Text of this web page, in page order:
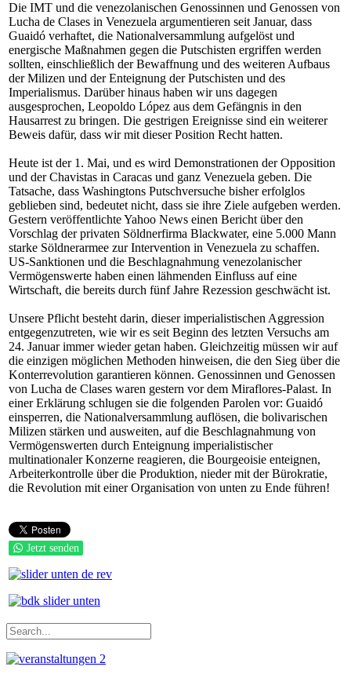
Die IMT und die venezolanischen Genossinnen und Genossen von
Lucha de Clases in Venezuela argumentieren seit Januar, dass
Guaidó verhaftet, die Nationalversammlung aufgelöst und
energische Maßnahmen gegen die Putschisten ergriffen werden
sollten, einschließlich der Bewaffnung und des weiteren Aufbaus
der Milizen und der Enteignung der Putschisten und des
Imperialismus. Darüber hinaus haben wir uns dagegen
ausgesprochen, Leopoldo López aus dem Gefängnis in den
Hausarrest zu bringen. Die gestrigen Ereignisse sind ein weiterer
Beweis dafür, dass wir mit dieser Position Recht hatten.
Heute ist der 1. Mai, und es wird Demonstrationen der Opposition
und der Chavistas in Caracas und ganz Venezuela geben. Die
Tatsache, dass Washingtons Putschversuche bisher erfolglos
geblieben sind, bedeutet nicht, dass sie ihre Ziele aufgeben werden.
Gestern veröffentlichte Yahoo News einen Bericht über den
Vorschlag der privaten Söldnerfirma Blackwater, eine 5.000 Mann
starke Söldnerarmee zur Intervention in Venezuela zu schaffen.
US-Sanktionen und die Beschlagnahmung venezolanischer
Vermögenswerte haben einen lähmenden Einfluss auf eine
Wirtschaft, die bereits durch fünf Jahre Rezession geschwächt ist.
Unsere Pflicht besteht darin, dieser imperialistischen Aggression
entgegenzutreten, wie wir es seit Beginn des letzten Versuchs am
24. Januar immer wieder getan haben. Gleichzeitig müssen wir auf
die einzigen möglichen Methoden hinweisen, die den Sieg über die
Konterrevolution garantieren können. Genossinnen und Genossen
von Lucha de Clases waren gestern vor dem Miraflores-Palast. In
einer Erklärung schlugen sie die folgenden Parolen vor: Guaidó
einsperren, die Nationalversammlung auflösen, die bolivarischen
Milizen stärken und ausweiten, auf die Beschlagnahmung von
Vermögenswerten durch Enteignung imperialistischer
multinationaler Konzerne reagieren, die Bourgeoisie enteignen,
Arbeiterkontrolle über die Produktion, nieder mit der Bürokratie,
die Revolution mit einer Organisation von unten zu Ende führen!
Jetzt senden